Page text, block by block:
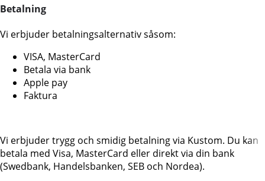
Betalning
Vi erbjuder betalningsalternativ såsom:
VISA, MasterCard
Betala via bank
Apple pay
Faktura
Vi erbjuder trygg och smidig betalning via Kustom. Du kan
betala med Visa, MasterCard eller direkt via din bank
(Swedbank, Handelsbanken, SEB och Nordea).